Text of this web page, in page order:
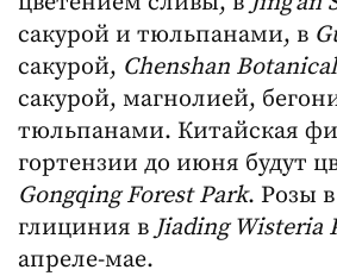
сакурой и тюльпанами, в
сакурой, Chenshan
сакурой, магнолией,
тюльпанами. Китайская
гортензии до июня будут
Gongqing Forest Park. Розы в
глициния в Jiading Wisteria
апреле-мае.